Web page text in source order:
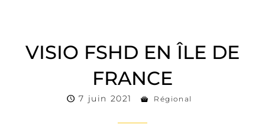
VISIO FSHD EN ÎLE DE
FRANCE
7 juin 2021 Régional